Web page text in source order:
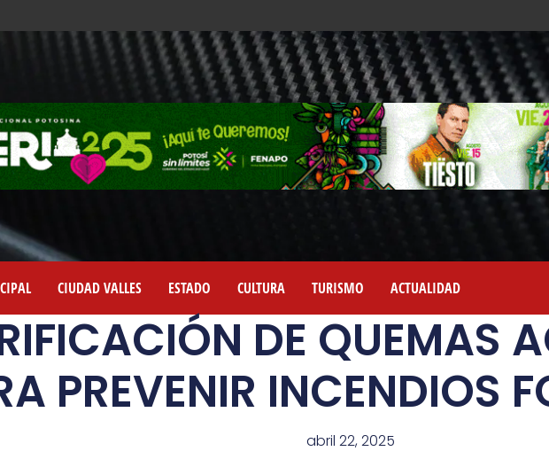
CIUDAD VALLES ESTADO CULTURA TURISMO ACTUALIDAD
DE QUEMAS
PREVENIR INCENDIOS
abril 22, 2025